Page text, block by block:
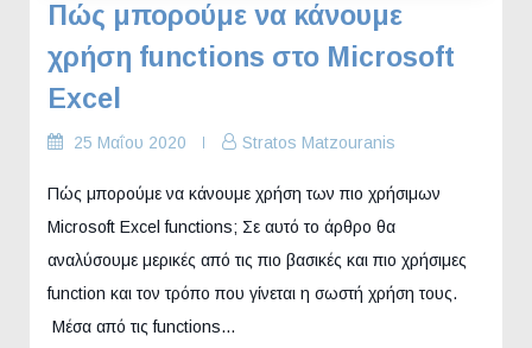
Πώς μπορούμε να κάνουμε
χρήση functions στο Microsoft
Excel
25 Μαΐου 2020 Stratos Matzouranis
Πώς μπορούμε να κάνουμε χρήση των πιο χρήσιμων
Microsoft Excel functions; Σε αυτό το άρθρο θα
αναλύσουμε μερικές από τις πιο βασικές και πιο χρήσιμες
function και τον τρόπο που γίνεται η σωστή χρήση τους.
Μέσα από τις functions…